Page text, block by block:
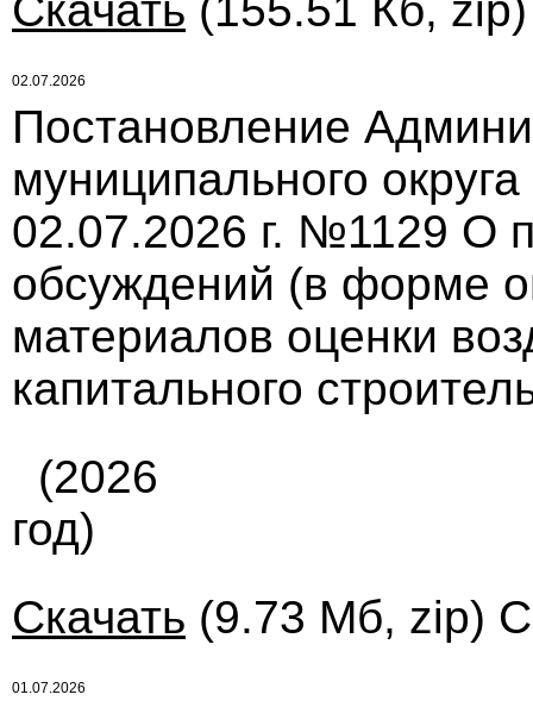
02.07.2026
Постановление
муниципального
02.07.2026 г. №1129 О
обсуждений (в форме
материалов оценки
капитального
(2026
год)
Скачать (9.73 Мб, zip)
01.07.2026